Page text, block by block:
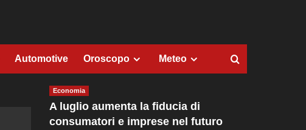
Automotive Oroscopo Meteo
Economia
A luglio aumenta la fiducia di
consumatori e imprese nel futuro